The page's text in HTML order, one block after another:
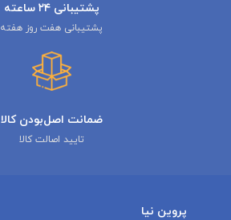
پشتیبانی ۲۴ ساعته
پشتیبانی هفت روز هفته
ضمانت اصل‌بودن کالا
تایید اصالت کالا
پروین نیا